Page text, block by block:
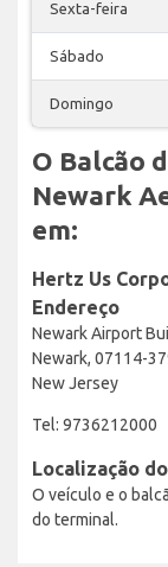
Sexta-feira
Sábado
Domingo
O Balcão
Newark
em:
Hertz Us
Endereço
Newark Airport
Newark, 07114-
New Jersey
Tel: 9736212000
Localização
O veículo e o
do terminal.